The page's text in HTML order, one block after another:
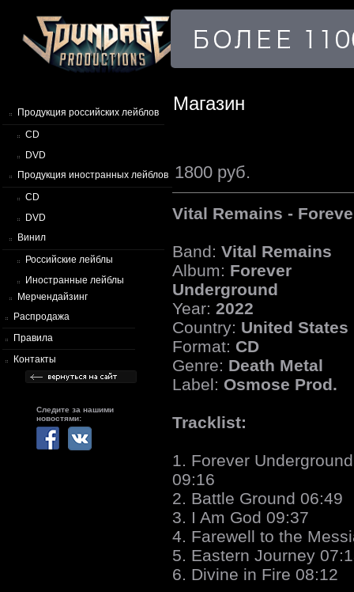
Продукция российских лейблов
CD
DVD
Продукция иностранных лейблов
CD
DVD
Винил
Российские лейблы
Иностранные лейблы
Мерчендайзинг
Распродажа
Правила
Контакты
Следите за нашими
новостями:
Магазин
1800 руб.
Vital Remains -
Band: Vital Remains
Album: Forever
Underground
Year: 2022
Country: United States
Format: CD
Genre: Death Metal
Label: Osmose Prod.
Tracklist:
1. Forever Underground
09:16
2. Battle Ground 06:49
3. I Am God 09:37
4. Farewell to the
5. Eastern Journey
6. Divine in Fire 08:12